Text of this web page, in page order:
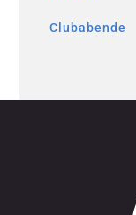
Clubabende